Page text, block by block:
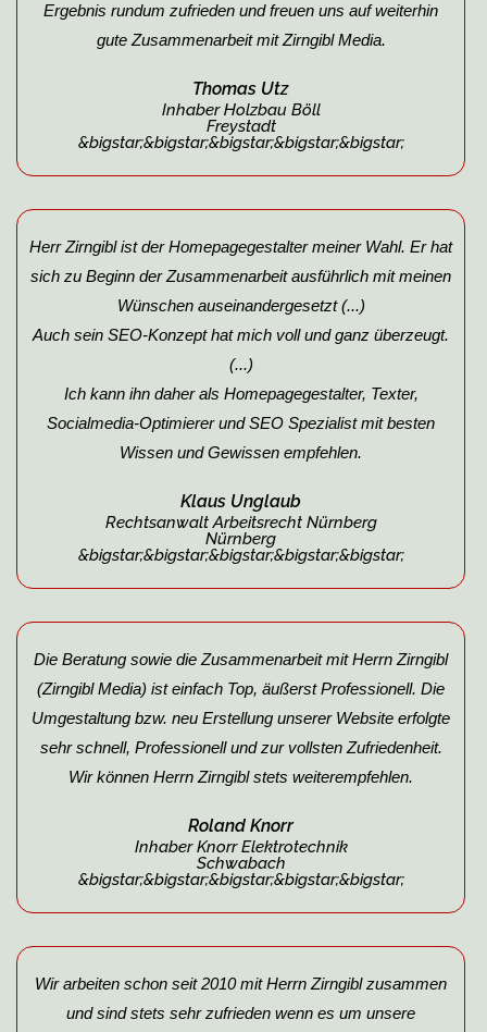
Ergebnis rundum zufrieden und freuen uns auf weiterhin
gute Zusammenarbeit mit Zirngibl Media.
Thomas Utz
Inhaber Holzbau Böll
Freystadt
&bigstar;&bigstar;&bigstar;&bigstar;&bigstar;
Herr Zirngibl ist der Homepagegestalter meiner Wahl. Er hat
sich zu Beginn der Zusammenarbeit ausführlich mit meinen
Wünschen auseinandergesetzt (...)
Auch sein SEO-Konzept hat mich voll und ganz überzeugt.
(...)
Ich kann ihn daher als Homepagegestalter, Texter,
Socialmedia-Optimierer und SEO Spezialist mit besten
Wissen und Gewissen empfehlen.
Klaus Unglaub
Rechtsanwalt Arbeitsrecht Nürnberg
Nürnberg
&bigstar;&bigstar;&bigstar;&bigstar;&bigstar;
Die Beratung sowie die Zusammenarbeit mit Herrn Zirngibl
(Zirngibl Media) ist einfach Top, äußerst Professionell. Die
Umgestaltung bzw. neu Erstellung unserer Website erfolgte
sehr schnell, Professionell und zur vollsten Zufriedenheit.
Wir können Herrn Zirngibl stets weiterempfehlen.
Roland Knorr
Inhaber Knorr Elektrotechnik
Schwabach
&bigstar;&bigstar;&bigstar;&bigstar;&bigstar;
Wir arbeiten schon seit 2010 mit Herrn Zirngibl zusammen
und sind stets sehr zufrieden wenn es um unsere